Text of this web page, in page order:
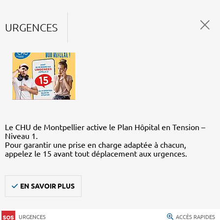
URGENCES
Le CHU de Montpellier active le Plan Hôpital en Tension –
Niveau 1.
Pour garantir une prise en charge adaptée à chacun,
appelez le 15 avant tout déplacement aux urgences.
EN SAVOIR PLUS
URGENCES ACCÈS RAPIDES